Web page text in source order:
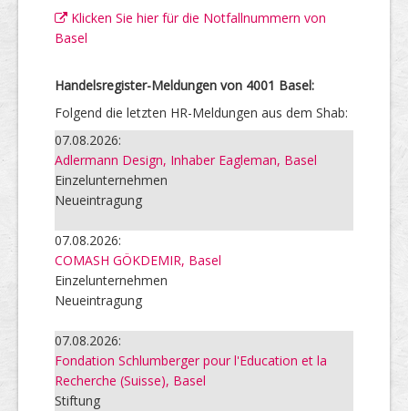
Klicken Sie hier für die Notfallnummern von
Basel
Handelsregister-Meldungen von 4001 Basel:
Folgend die letzten HR-Meldungen aus dem Shab:
07.08.2026:
Adlermann Design, Inhaber Eagleman, Basel
Einzelunternehmen
Neueintragung
07.08.2026:
COMASH GÖKDEMIR, Basel
Einzelunternehmen
Neueintragung
07.08.2026:
Fondation Schlumberger pour l'Education et la
Recherche (Suisse), Basel
Stiftung